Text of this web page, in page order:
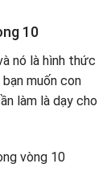
10
nó là hình thức
muốn con
làm là dạy cho